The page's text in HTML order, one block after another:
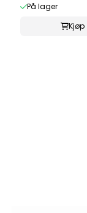
På lager
Kjøp